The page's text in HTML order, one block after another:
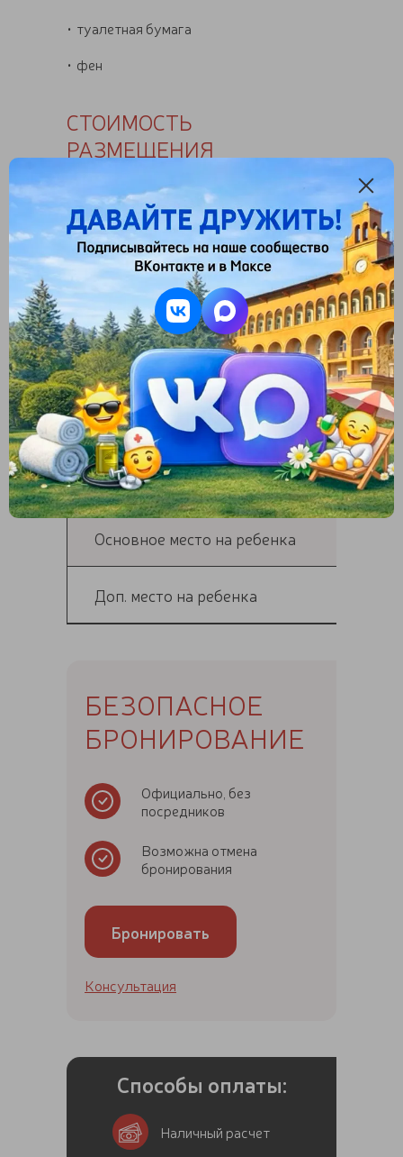
туалетная бумага
фен
СТОИМОСТЬ
РАЗМЕЩЕНИЯ
Выберите сезон:
Тип размещения
Весь номер при размещение в нем 1 чел.
Основное место в номере
Доп. место на взрослого
Основное место на ребенка
Доп. место на ребенка
БЕЗОПАСНОЕ
БРОНИРОВАНИЕ
Официально, без
посредников
Возможна отмена
бронирования
Бронировать
Консультация
Способы оплаты:
Наличный расчет